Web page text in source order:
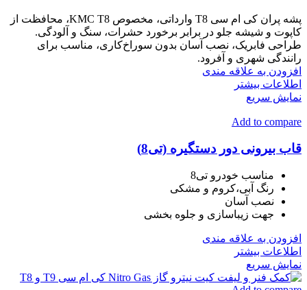
پشه‌ پران کی ام سی T8 وارداتی، مخصوص KMC T8، محافظت از
کاپوت و شیشه جلو در برابر برخورد حشرات، سنگ و آلودگی.
طراحی فابریک، نصب آسان بدون سوراخ‌کاری، مناسب برای
رانندگی شهری و آفرود.
افزودن به علاقه مندی
اطلاعات بیشتر
نمایش سریع
Add to compare
قاب بیرونی دور دستگیره (تی8)
مناسب خودرو تی8
رنگ آبی،کروم و مشکی
نصب آسان
جهت زیباسازی و جلوه بخشی
افزودن به علاقه مندی
اطلاعات بیشتر
نمایش سریع